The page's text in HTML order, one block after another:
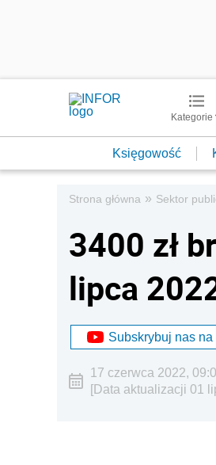
Kategorie
Księgowość
Strona główna » Sektor
3400 zł
lipca
Subskrybuj nas na
17 czerwca 2022,
[Data aktualizacji 01